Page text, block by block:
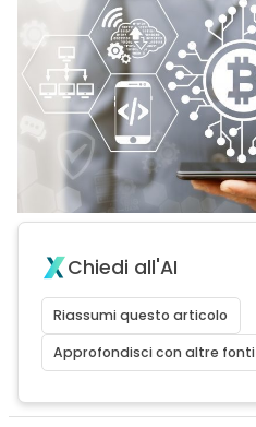
Chiedi all'AI
Riassumi questo articolo
Approfondisci con altre fonti